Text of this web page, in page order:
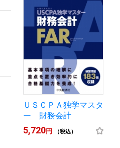
ＵＳＣＰＡ独学マスタ
ー 財務会計
5,720円 （税込）